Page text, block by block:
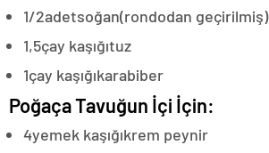
1/2adetsoğan(rondodan geçirilmiş)
1,5çay kaşığıtuz
1çay kaşığıkarabiber
Poğaça Tavuğun İçi İçin:
4yemek kaşığıkrem peynir